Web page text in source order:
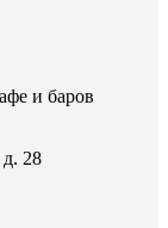
и баров
28